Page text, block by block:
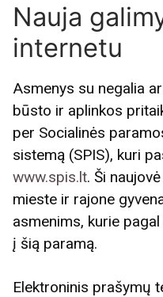
Nauja
internetu
Asmenys su negalia
būsto ir aplinkos
per Socialinės
sistemą (SPIS), kuri
www.spis.lt. Ši
mieste ir rajone
asmenims, kurie
į šią paramą.
Elektroninis prašymų